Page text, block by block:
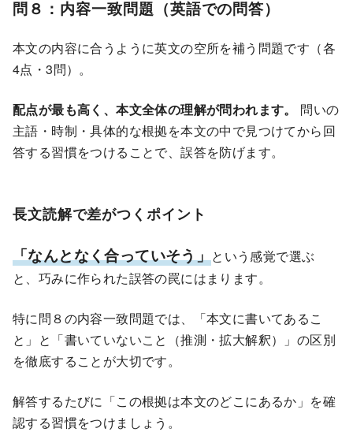
問８：内容一致問題（英語での問答）
本文の内容に合うように英文の空所を補う問題です（各
4点・3問）。
配点が最も高く、本文全体の理解が問われます。
問いの
主語・時制・具体的な根拠を本文の中で見つけてから回
答する習慣をつけることで、誤答を防げます。
長文読解で差がつくポイント
「なんとなく合っていそう」という感覚で選ぶ
と、巧みに作られた誤答の罠にはまります。
特に問８の内容一致問題では、「本文に書いてあるこ
と」と「書いていないこと（推測・拡大解釈）」の区別
を徹底することが大切です。
解答するたびに「この根拠は本文のどこにあるか」を確
認する習慣をつけましょう。